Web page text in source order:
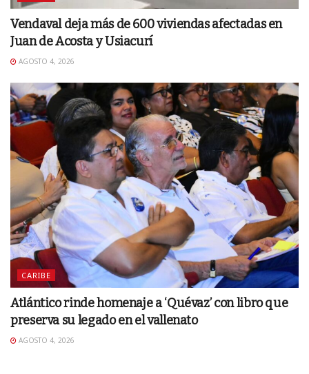
Vendaval deja más de 600 viviendas afectadas en
Juan de Acosta y Usiacurí
AGOSTO 4, 2026
CARIBE
Atlántico rinde homenaje a ‘Quévaz’ con libro que
preserva su legado en el vallenato
AGOSTO 4, 2026